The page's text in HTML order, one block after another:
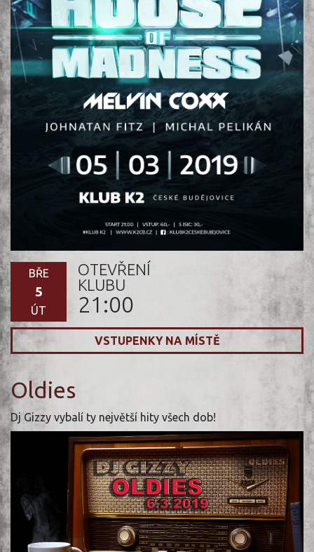
BŘE
5
ÚT
OTEVŘENÍ
KLUBU
21:00
VSTUPENKY NA MÍSTĚ
Oldies
Dj Gizzy vybalí ty největší hity všech dob!